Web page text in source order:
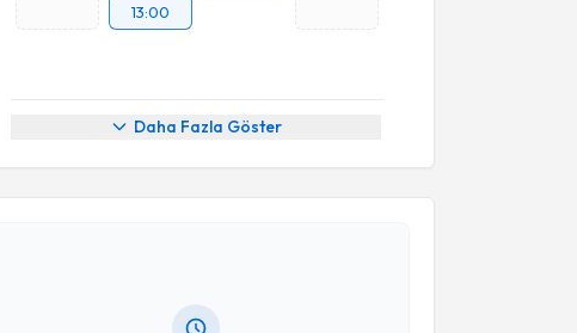
13:00
Daha Fazla Göster